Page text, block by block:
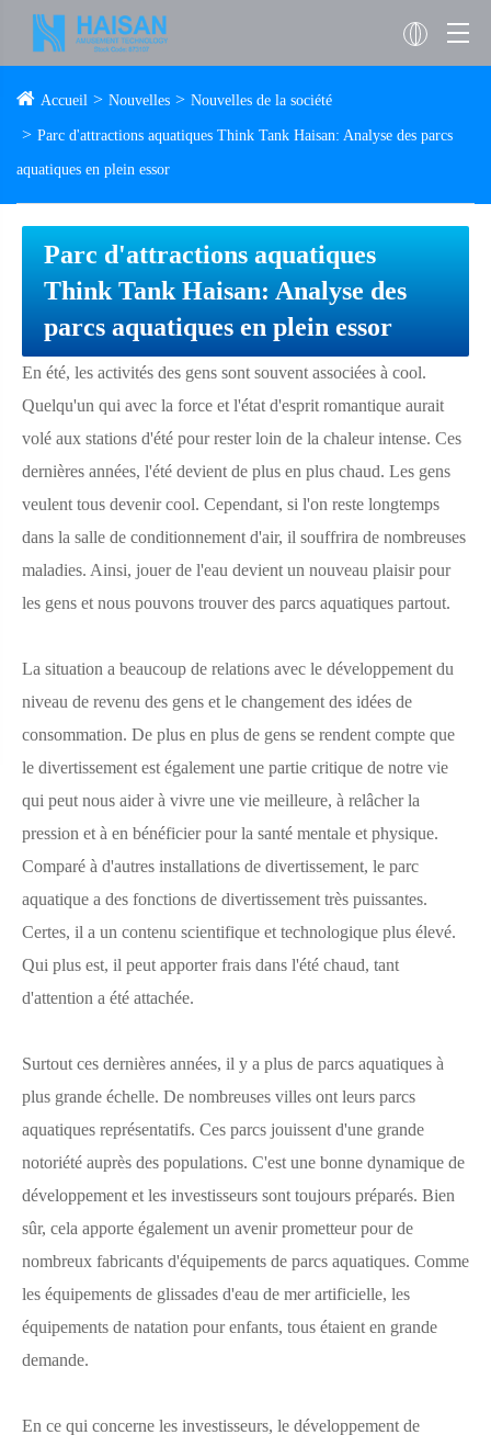
Accueil Nouvelles Nouvelles de la société
Parc d'attractions aquatiques Think Tank Haisan: Analyse des parcs
aquatiques en plein essor
Parc d'attractions aquatiques
Think Tank Haisan: Analyse des
parcs aquatiques en plein essor
En été, les activités des gens sont souvent associées à cool.
Quelqu'un qui avec la force et l'état d'esprit romantique aurait
volé aux stations d'été pour rester loin de la chaleur intense. Ces
dernières années, l'été devient de plus en plus chaud. Les gens
veulent tous devenir cool. Cependant, si l'on reste longtemps
dans la salle de conditionnement d'air, il souffrira de nombreuses
maladies. Ainsi, jouer de l'eau devient un nouveau plaisir pour
les gens et nous pouvons trouver des parcs aquatiques partout.
La situation a beaucoup de relations avec le développement du
niveau de revenu des gens et le changement des idées de
consommation. De plus en plus de gens se rendent compte que
le divertissement est également une partie critique de notre vie
qui peut nous aider à vivre une vie meilleure, à relâcher la
pression et à en bénéficier pour la santé mentale et physique.
Comparé à d'autres installations de divertissement, le parc
aquatique a des fonctions de divertissement très puissantes.
Certes, il a un contenu scientifique et technologique plus élevé.
Qui plus est, il peut apporter frais dans l'été chaud, tant
d'attention a été attachée.
Surtout ces dernières années, il y a plus de parcs aquatiques à
plus grande échelle. De nombreuses villes ont leurs parcs
aquatiques représentatifs. Ces parcs jouissent d'une grande
notoriété auprès des populations. C'est une bonne dynamique de
développement et les investisseurs sont toujours préparés. Bien
sûr, cela apporte également un avenir prometteur pour de
nombreux fabricants d'équipements de parcs aquatiques. Comme
les équipements de glissades d'eau de mer artificielle, les
équipements de natation pour enfants, tous étaient en grande
demande.
En ce qui concerne les investisseurs, le développement de